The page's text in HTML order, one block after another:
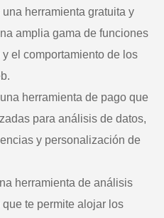
una herramienta gratuita y
amplia gama de funciones
el comportamiento de los
herramienta de pago que
para análisis de datos,
y personalización de
herramienta de análisis
te permite alojar los